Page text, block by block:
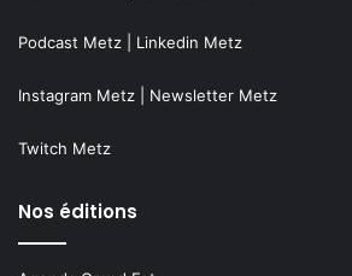
Podcast Metz Linkedin Metz
Instagram Metz Newsletter Metz
Twitch Metz
Nos éditions